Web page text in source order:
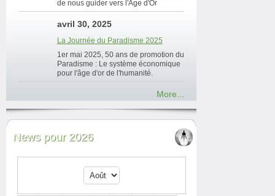
de nous guider vers l'Âge d'Or
avril 30, 2025
La Journée du Paradisme 2025
1er mai 2025, 50 ans de promotion du
Paradisme : Le système économique
pour l'âge d'or de l'humanité.
More...
News pour 2026